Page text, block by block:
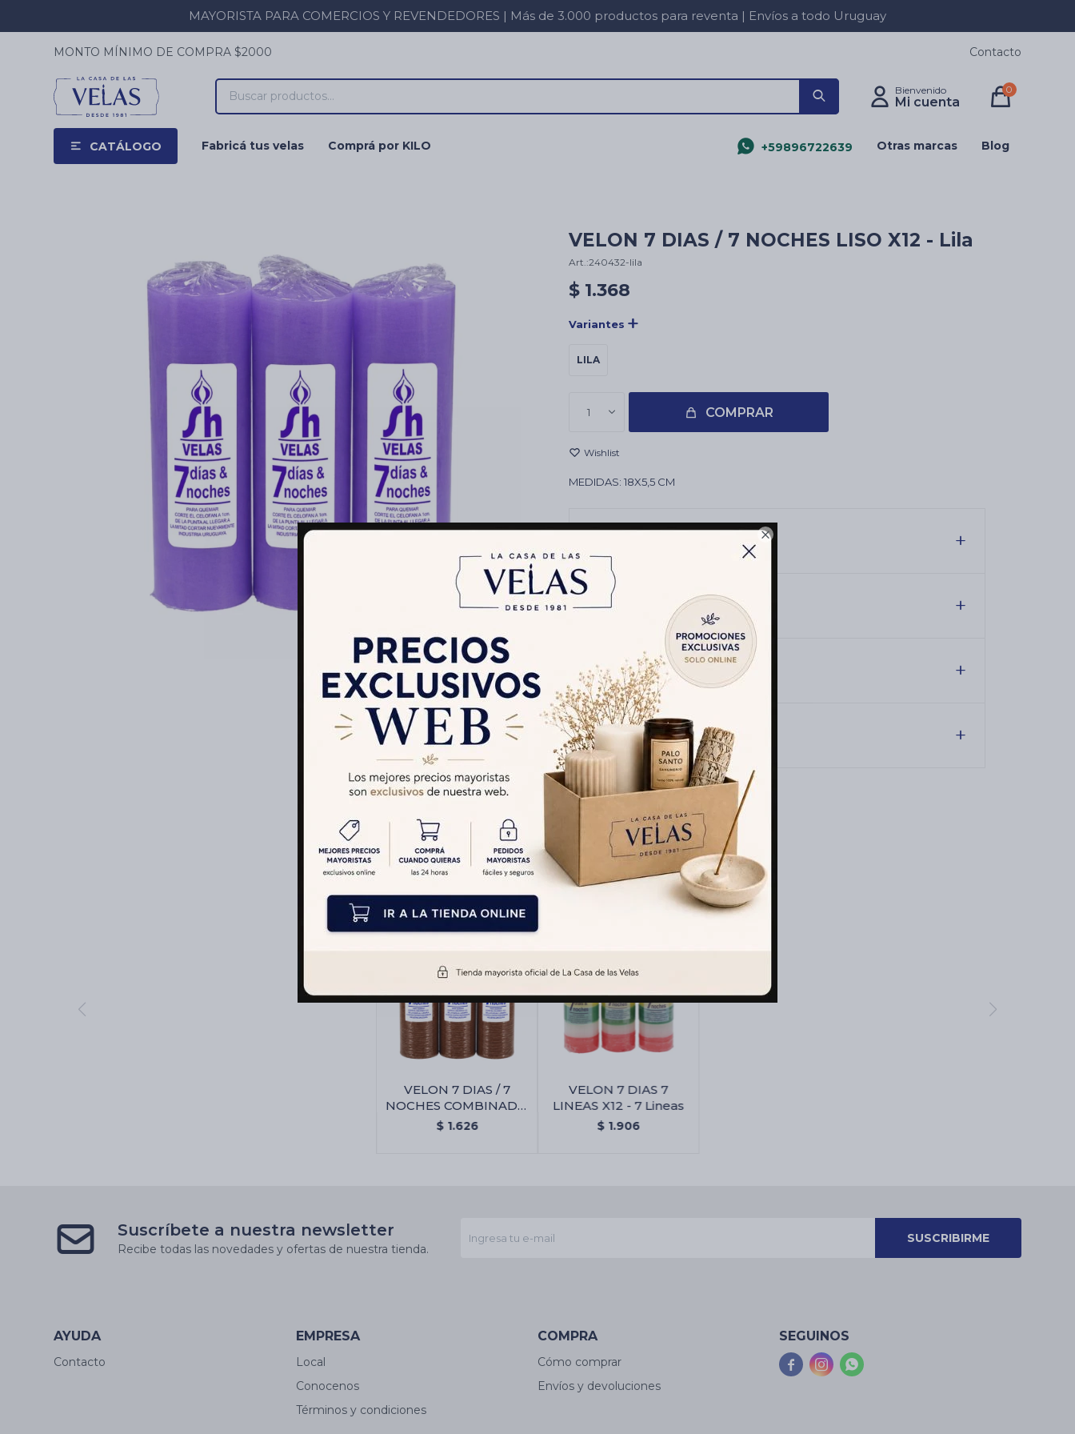

MAYORISTA PARA COMERCIOS Y REVENDEDORES | Más de 3.000 productos para reventa | Envíos a todo Uruguay
CATÁLOGO Fabricá tus velas Comprá por KILO +59896722639 Otras marcas Blog
0
MONTO MÍNIMO DE COMPRA $2000 Contacto
VELON 7 DIAS / 7 NOCHES LISO X12 - Lila
240432-lila
$ 1.368
Variantes
LILA
1 COMPRAR
MEDIDAS: 18X5,5 CM
Cambios y Devoluciones
Medios de pago
Características
Productos que te pueden interesar
VELON 7 DIAS / 7
NOCHES COMBINADO
X12 - Amarillo/marron
$ 1.626
VELON 7 DIAS 7
LINEAS X12 - 7 Lineas
$ 1.906
Suscríbete a nuestra newsletter
Recibe todas las novedades y ofertas de nuestra tienda.
SUSCRIBIRME
AYUDA
Contacto
EMPRESA
Local
Conocenos
Términos y condiciones
COMPRA
Cómo comprar
Envíos y devoluciones
SEGUINOS
  